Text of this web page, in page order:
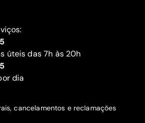
úteis das 7h às 20h
dia
cancelamentos e reclamações